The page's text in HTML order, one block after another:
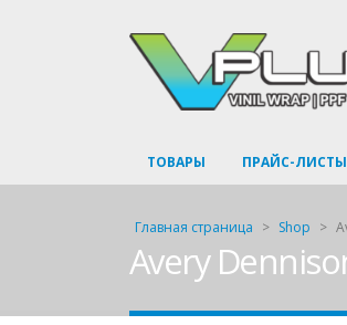
ТОВАРЫ ПРАЙС-ЛИСТЫ
Главная страница > Shop >
Avery